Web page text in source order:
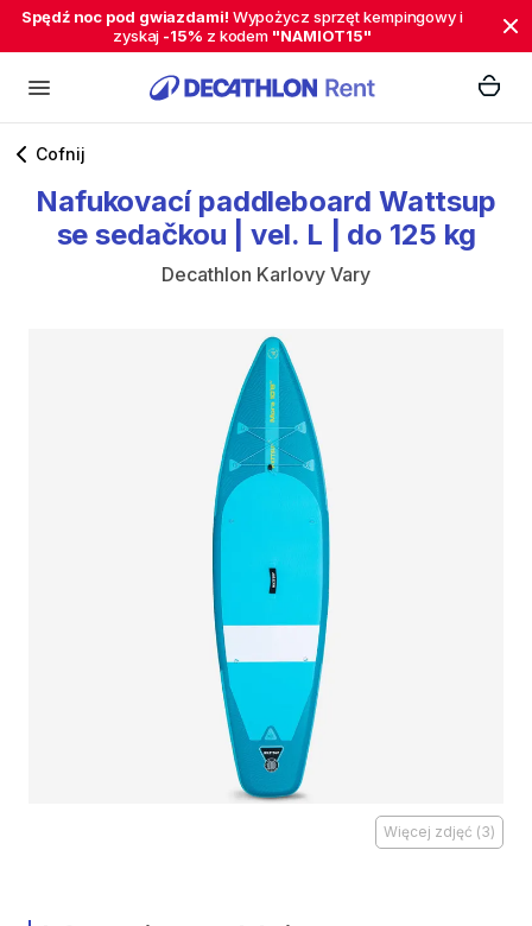
Spędź noc pod gwiazdami! Wypożycz sprzęt kempingowy i
zyskaj -15% z kodem "NAMIOT15"
Cofnij
Nafukovací paddleboard Wattsup
se sedačkou vel. L do 125 kg
Decathlon Karlovy Vary
Więcej zdjęć (3)